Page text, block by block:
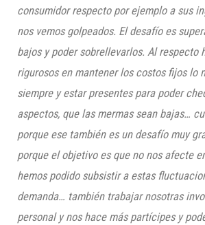
consumidor respecto por ejemplo a sus
nos vemos golpeados. El desafío es
bajos y poder sobrellevarlos. Al respecto
rigurosos en mantener los costos fijos lo
siempre y estar presentes para poder
aspectos, que las mermas sean bajas…
porque ese también es un desafío muy
porque el objetivo es que no nos afecte
hemos podido subsistir a estas
demanda… también trabajar nosotras
personal y nos hace más partícipes y